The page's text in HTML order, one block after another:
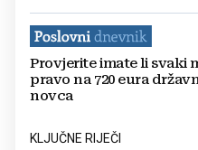
Provjerite imate li svaki
pravo na 720 eura
novca
KLJUČNE RIJEČI